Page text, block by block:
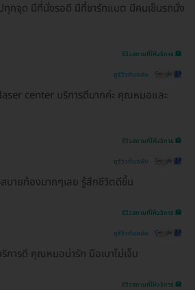
ทุกจุด มีที่นั่งรอดี มีที่ชาร์ทแบต มีคนเข็นรถนั่ง
รีวิวสถานที่ให้บริการ 🏥
ดูรีวิวต้นฉบับ
center บริการดีมากค่ะ คุณหมอและ
รีวิวสถานที่ให้บริการ 🏥
ดูรีวิวต้นฉบับ
บายท้องมากๆเลย รู้สึกชีวิตดีขึ้น
รีวิวสถานที่ให้บริการ 🏥
ดูรีวิวต้นฉบับ
การดี คุณหมอน่ารัก มือเบาไม่เจ็บ
รีวิวสถานที่ให้บริการ 🏥